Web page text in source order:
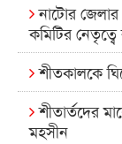
নাটোর জেলার
কমিটির
শীতকালকে
শীতার্তদের
মহসীন